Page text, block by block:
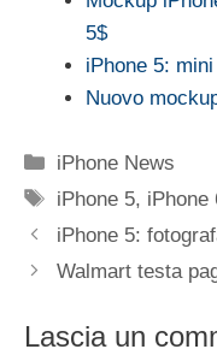
5$
iPhone 5:
Nuovo
Categorie
iPhone News
Tag
iPhone 5, iPhone
iPhone 5:
Walmart testa
Lascia un